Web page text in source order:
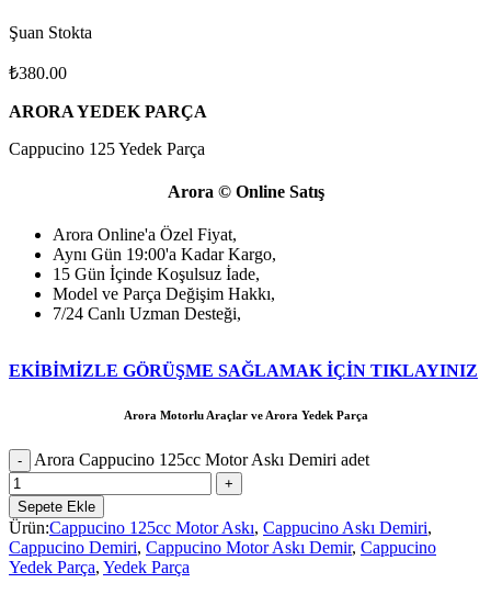
Şuan Stokta
₺380.00
ARORA YEDEK PARÇA
Cappucino 125 Yedek Parça
Arora © Online Satış
Arora Online'a Özel Fiyat,
Aynı Gün 19:00'a Kadar Kargo,
15 Gün İçinde Koşulsuz İade,
Model ve Parça Değişim Hakkı,
7/24 Canlı Uzman Desteği,
EKİBİMİZLE GÖRÜŞME SAĞLAMAK İÇİN TIKLAYINIZ
Arora Motorlu Araçlar ve Arora Yedek Parça
Arora Cappucino 125cc Motor Askı Demiri adet
Sepete Ekle
Ürün:Cappucino 125cc Motor Askı, Cappucino Askı Demiri,
Cappucino Demiri, Cappucino Motor Askı Demir, Cappucino
Yedek Parça, Yedek Parça